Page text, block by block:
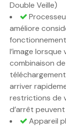
Double Veille)
améliore
l’image
combinaison
arriver
restrictions de
d’arrêt
Appareil